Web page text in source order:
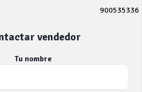
900535336
vendedor
Tu nombre